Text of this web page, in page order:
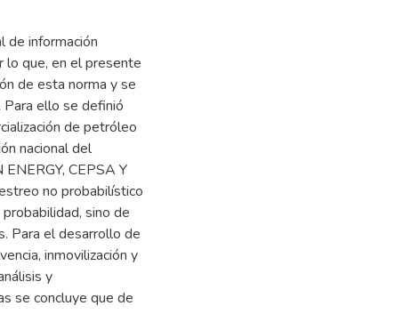
de información
lo que, en el presente
de esta norma y se
Para ello se definió
de petróleo
nacional del
CEPSA Y
no probabilístico
sino de
Para el desarrollo de
inmovilización y
y
se concluye que de